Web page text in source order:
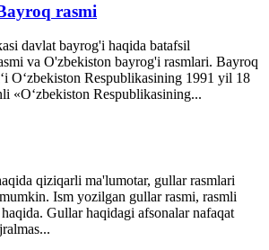
rasmi
davlat bayrog'i haqida batafsil
va O'zbekiston bayrog'i rasmlari. Bayroq
O‘zbekiston Respublikasining 1991 yil 18
«O‘zbekiston Respublikasining...
qiziqarli ma'lumotar, gullar rasmlari
Ism yozilgan gullar rasmi, rasmli
Gullar haqidagi afsonalar nafaqat